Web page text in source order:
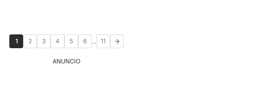
1 2 3 4 5 6 ... 11
ANUNCIO